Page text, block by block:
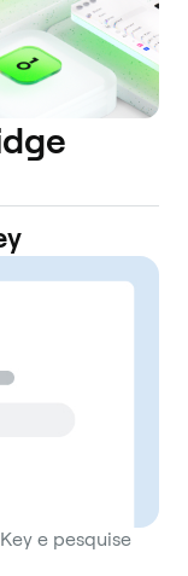
e pesquise